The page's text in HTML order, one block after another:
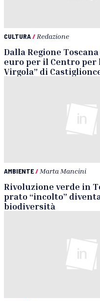
CULTURA/ Redazione
Dalla Regione
euro per il Centro per
Virgola” di
AMBIENTE/ Marta Mancini
Rivoluzione verde in
prato “incolto”
biodiversità